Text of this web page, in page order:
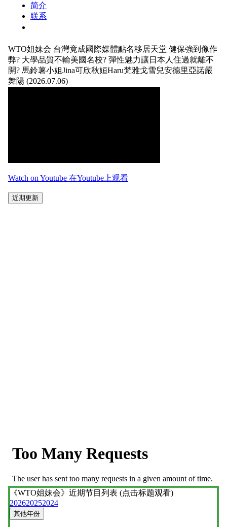
简介
联系
WTO姐妹会 台灣竟成國際媒體點名移居天堂 健保強到像作
弊? 大學品質不輸美國名校? 彈性魅力讓日本人住過就離不
開? 馬鈴薯小姐Jina可欣秋姮Haru梵雅戈雪兒安德里亞諾嚴
舞陽 (2026.07.06)
Watch on Youtube 在Youtube上观看
近期更新
《WTO姐妹会》 近期节目列表 (点击标题观看)
202620252024
其他年份